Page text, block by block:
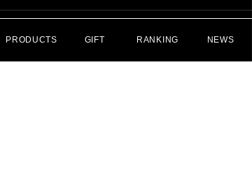
PRODUCTS GIFT RANKING NEWS
メールマガジン